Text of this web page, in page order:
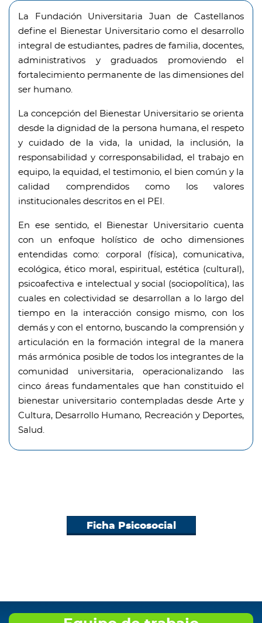
La Fundación Universitaria Juan de Castellanos
define el Bienestar Universitario como el desarrollo
integral de estudiantes, padres de familia, docentes,
administrativos y graduados promoviendo el
fortalecimiento permanente de las dimensiones del
ser humano.
La concepción del Bienestar Universitario se orienta
desde la dignidad de la persona humana, el respeto
y cuidado de la vida, la unidad, la inclusión, la
responsabilidad y corresponsabilidad, el trabajo en
equipo, la equidad, el testimonio, el bien común y la
calidad comprendidos como los valores
institucionales descritos en el PEI.
En ese sentido, el Bienestar Universitario cuenta
con un enfoque holístico de ocho dimensiones
entendidas como: corporal (física), comunicativa,
ecológica, ético moral, espiritual, estética (cultural),
psicoafectiva e intelectual y social (sociopolítica), las
cuales en colectividad se desarrollan a lo largo del
tiempo en la interacción consigo mismo, con los
demás y con el entorno, buscando la comprensión y
articulación en la formación integral de la manera
más armónica posible de todos los integrantes de la
comunidad universitaria, operacionalizando las
cinco áreas fundamentales que han constituido el
bienestar universitario contempladas desde Arte y
Cultura, Desarrollo Humano, Recreación y Deportes,
Salud.
Ficha Psicosocial